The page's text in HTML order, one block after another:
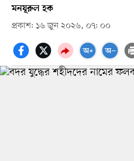
মনযূরুল হক
প্রকাশ: ১৬ জুন ২০২৬, ০৭: ০০